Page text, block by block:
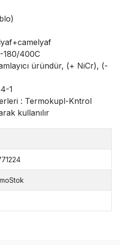
-180/400C
üründür, (+ NiCr), (-
1
: Termokupl-Kntrol
kullanılır